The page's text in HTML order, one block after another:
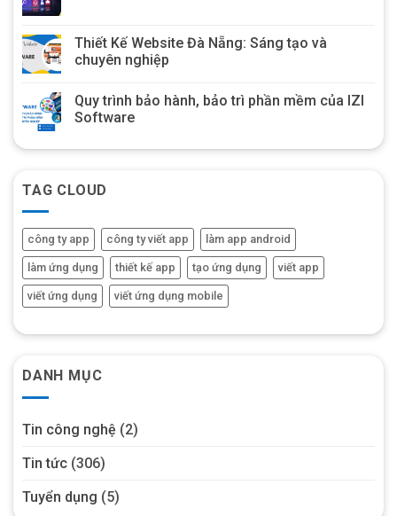
Thiết Kế Website Đà Nẵng: Sáng tạo và
chuyên nghiệp
Quy trình bảo hành, bảo trì phần mềm của IZI
Software
TAG CLOUD
công ty app công ty viết app làm app android
làm ứng dụng thiết kế app tạo ứng dụng viết app
viết ứng dụng viết ứng dụng mobile
DANH MỤC
Tin công nghệ (2)
Tin tức (306)
Tuyển dụng (5)